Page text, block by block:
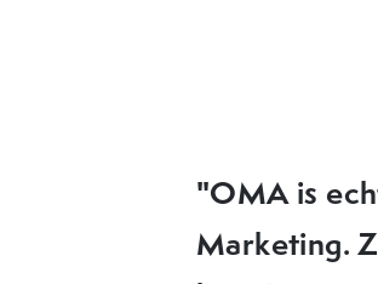
"OMA heeft
ideeën die